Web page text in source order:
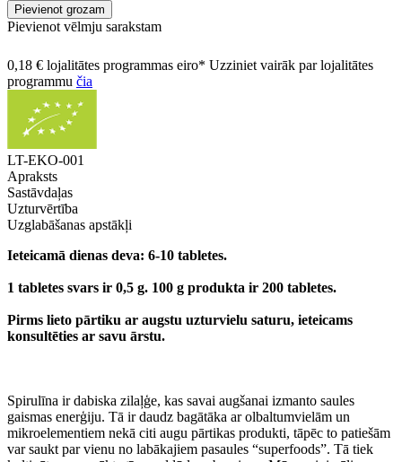
Pievienot grozam
Pievienot vēlmju sarakstam
0,18 € lojalitātes programmas eiro* Uzziniet vairāk par lojalitātes
programmu čia
LT-EKO-001
Apraksts
Sastāvdaļas
Uzturvērtība
Uzglabāšanas apstākļi
Ieteicamā dienas deva: 6-10 tabletes.
1 tabletes svars ir 0,5 g. 100 g produkta ir 200 tabletes.
Pirms lieto pārtiku ar augstu uzturvielu saturu, ieteicams
konsultēties ar savu ārstu.
Spirulīna ir dabiska zilaļģe, kas savai augšanai izmanto saules
gaismas enerģiju. Tā ir daudz bagātāka ar olbaltumvielām un
mikroelementiem nekā citi augu pārtikas produkti, tāpēc to patiešām
var saukt par vienu no labākajiem pasaules “superfoods”. Tā tiek